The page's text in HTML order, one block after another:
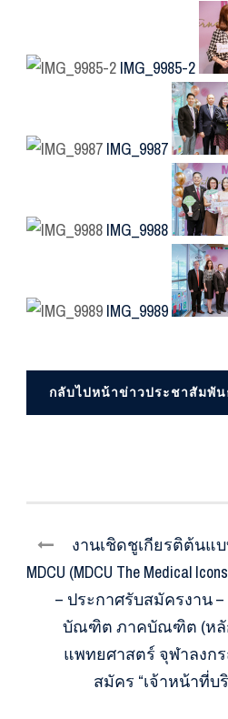
IMG_9985-2
IMG_9987
IMG_9988
IMG_9989
กลับไปหน้าข่าวประชาสัมพั
งานเชิดชูเกียรติต้นแ
MDCU (MDCU The Medical
– ประกาศรับสมัครงาน
บัณฑิต ภาคบัณฑิต (หลั
แพทยศาสตร์ จุฬาลงก
สมัคร “เจ้าหน้าที่บ